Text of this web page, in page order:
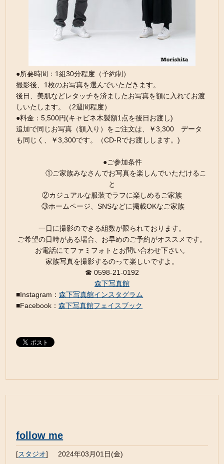
●所要時間：1組30分程度（予約制）
撮影後、1枚のお写真を選んでいただきます。
後日、美肌などレタッチを済ましたお写真を額に入れてお渡
しいたします。（2週間程度）
●料金：5,500円(キャビネ木製額1点を後日お渡し)
追加で同じお写真（額入り）をご注文は、￥3,300 データ
も同じく、￥3,300です。（CD-Rでお渡しします。)
●ご参加条件
①ご家族みなさんでお写真を楽しんでいただけるこ
と
②カジュアルな服装でラフに楽しめるご家族
③ホームページ、SNSなどに掲載OKなご家族
一日に撮影のできる組数が限られております。
ご希望の日時がある場合、お早めのご予約がオススメです。
お電話にてファミフォトとお問い合わせ下さい。
家族写真を撮影するのって楽しいですよ。
☎︎ 0598-21-0192
森下写真館
■Instagram：森下写真館インスタグラム
■Facebook：森下写真館フェイスブック
follow me
[スタジオ] 2024年03月01日(金)